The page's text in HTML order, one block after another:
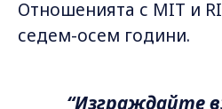
Отношенията с MIT и
седем-осем години.
“Изграждайте